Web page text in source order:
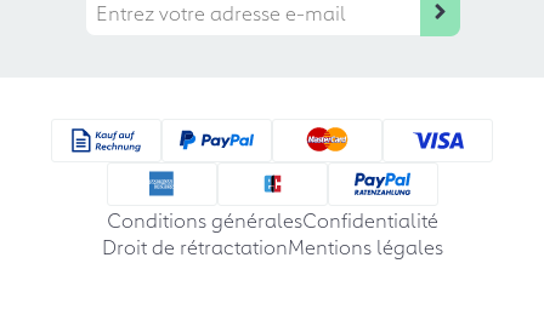
Conditions généralesConfidentialité
Droit de rétractationMentions légales